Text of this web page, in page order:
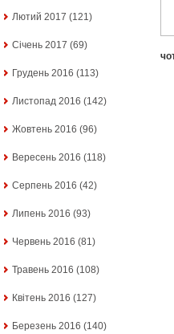
Лютий 2017 (121)
Січень 2017 (69)
Грудень 2016 (113)
Листопад 2016 (142)
Жовтень 2016 (96)
Вересень 2016 (118)
Серпень 2016 (42)
Липень 2016 (93)
Червень 2016 (81)
Травень 2016 (108)
Квітень 2016 (127)
Березень 2016 (140)